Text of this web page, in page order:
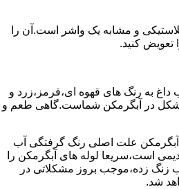
و مشابه یک واشر است.آن را
تعویض کنید.
داغ به رنگ های قهوه ای،قرمز،زرد و
در آبگرمکن شماست.گاهی طعم و
علت اصلی رنگ گرفتگی آب
است،سریعا لوله های آبگرمکن را
زنگ زده،موجب بروز مشکلاتی در
شد.